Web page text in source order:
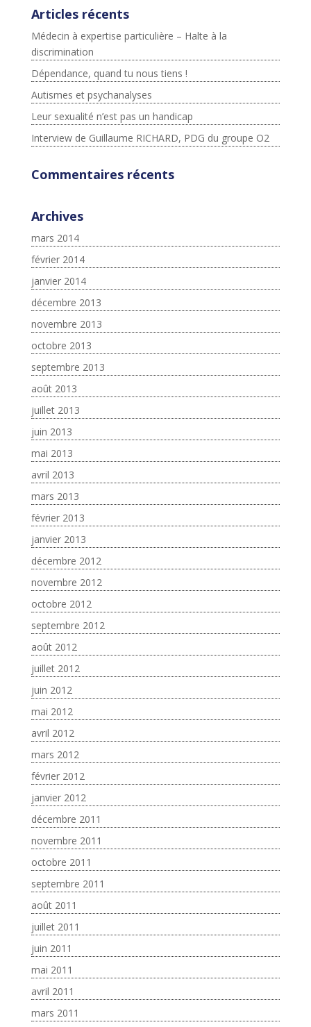
Articles récents
Médecin à expertise particulière – Halte à la
discrimination
Dépendance, quand tu nous tiens !
Autismes et psychanalyses
Leur sexualité n’est pas un handicap
Interview de Guillaume RICHARD, PDG du groupe O2
Commentaires récents
Archives
mars 2014
février 2014
janvier 2014
décembre 2013
novembre 2013
octobre 2013
septembre 2013
août 2013
juillet 2013
juin 2013
mai 2013
avril 2013
mars 2013
février 2013
janvier 2013
décembre 2012
novembre 2012
octobre 2012
septembre 2012
août 2012
juillet 2012
juin 2012
mai 2012
avril 2012
mars 2012
février 2012
janvier 2012
décembre 2011
novembre 2011
octobre 2011
septembre 2011
août 2011
juillet 2011
juin 2011
mai 2011
avril 2011
mars 2011